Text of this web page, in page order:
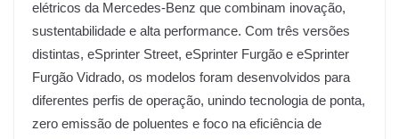
elétricos da Mercedes-Benz que combinam inovação,
sustentabilidade e alta performance. Com três versões
distintas, eSprinter Street, eSprinter Furgão e eSprinter
Furgão Vidrado, os modelos foram desenvolvidos para
diferentes perfis de operação, unindo tecnologia de ponta,
zero emissão de poluentes e foco na eficiência de